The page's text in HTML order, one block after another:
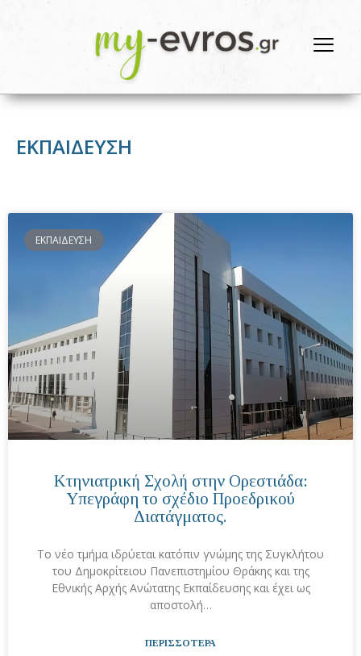
ΕΚΠΑΙΔΕΥΣΗ
ΕΚΠΑΙΔΕΥΣΗ
Κτηνιατρική Σχολή στην Ορεστιάδα:
Υπεγράφη το σχέδιο Προεδρικού
Διατάγματος.
Το νέο τμήμα ιδρύεται κατόπιν γνώμης της Συγκλήτου
του Δημοκρίτειου Πανεπιστημίου Θράκης και της
Εθνικής Αρχής Ανώτατης Εκπαίδευσης και έχει ως
αποστολή…
ΠΕΡΙΣΣΟΤΕΡΑ